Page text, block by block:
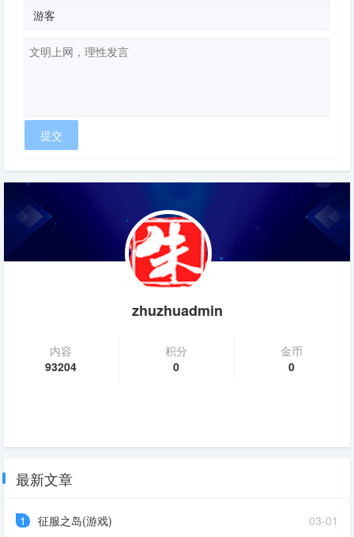
zhuzhuadmin
内容
93204
积分
0
金币
0
最新文章
03-01
1
征服之岛(游戏)